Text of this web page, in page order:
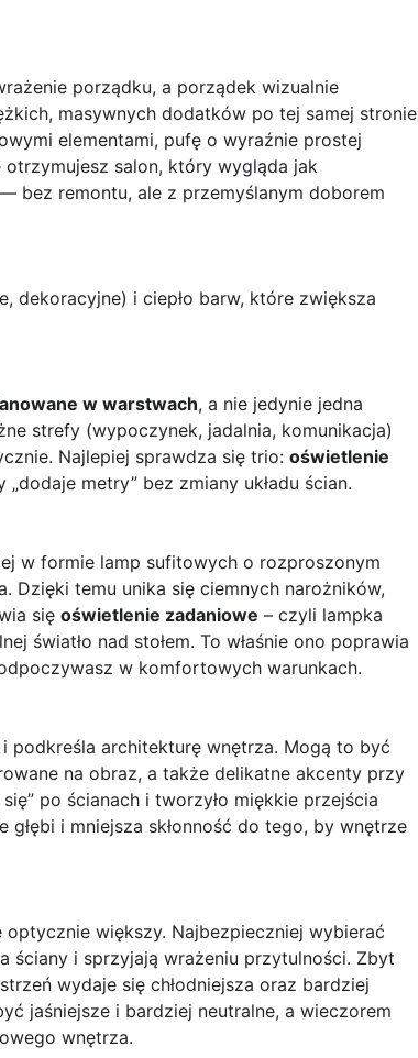
porządku, a porządek wizualnie
masywnych dodatków po tej samej stronie
elementami, pufę o wyraźnie prostej
salon, który wygląda jak
bez remontu, ale z przemyślanym doborem
dekoracyjne) i ciepło barw, które zwiększa
w warstwach, a nie jedynie jedna
strefy (wypoczynek, jadalnia, komunikacja)
Najlepiej sprawdza się trio: oświetlenie
metry” bez zmiany układu ścian.
w formie lamp sufitowych o rozproszonym
Dzięki temu unika się ciemnych narożników,
się oświetlenie zadaniowe – czyli lampka
światło nad stołem. To właśnie ono poprawia
w komfortowych warunkach.
podkreśla architekturę wnętrza. Mogą to być
na obraz, a także delikatne akcenty przy
po ścianach i tworzyło miękkie przejścia
i mniejsza skłonność do tego, by wnętrze
większy. Najbezpieczniej wybierać
ściany i sprzyjają wrażeniu przytulności. Zbyt
wydaje się chłodniejsza oraz bardziej
jaśniejsze i bardziej neutralne, a wieczorem
wnętrza.